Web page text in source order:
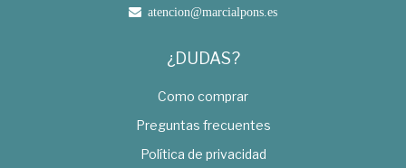
atencion@marcialpons.es
¿DUDAS?
Como comprar
Preguntas frecuentes
Política de privacidad